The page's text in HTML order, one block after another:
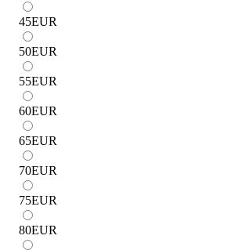
45EUR
50EUR
55EUR
60EUR
65EUR
70EUR
75EUR
80EUR